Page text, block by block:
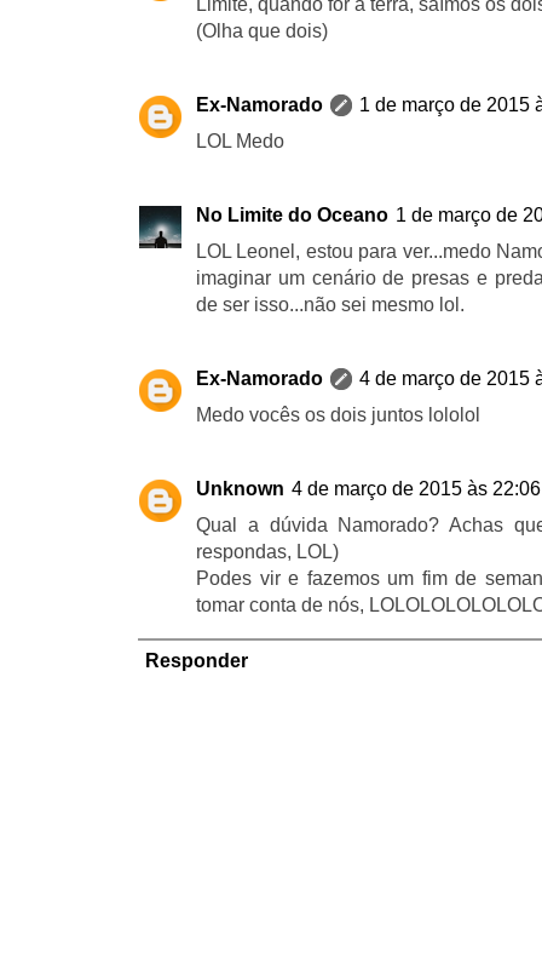
(Olha que dois)
Ex-Namorado
1 de março de 2015
LOL Medo
No Limite do Oceano 1 de março de
LOL Leonel, estou para ver...medo
imaginar um cenário de presas e
de ser isso...não sei mesmo lol.
Ex-Namorado
4 de março de 2015
Medo vocês os dois juntos lololol
Unknown 4 de março de 2015 às 22:06
Qual a dúvida Namorado? Achas
respondas, LOL)
Podes vir e fazemos um fim de
tomar conta de nós,
Responder